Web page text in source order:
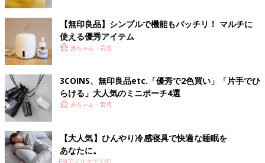
【無印良品】シンプルで機能もバッチリ！ マルチに
使える優秀アイテム
赤ちゃん・育児
3COINS、無印良品etc.「優秀で2色買い」「片手でひ
らける」大人気のミニポーチ4選
赤ちゃん・育児
【大人気】ひんやり冷感寝具で快適な睡眠を
あなたに。
PR(アイリスプラザ)